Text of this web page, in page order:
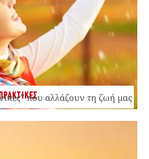
που αλλάζουν τη ζωή μας